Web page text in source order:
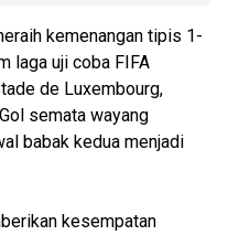
kemenangan tipis 1-
laga uji coba FIFA
de Luxembourg,
semata wayang
babak kedua menjadi
kesempatan